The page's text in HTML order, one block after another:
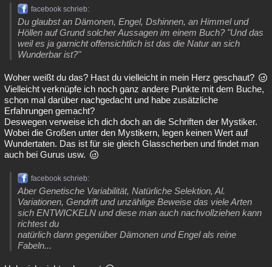
facebook schrieb:
Du glaubst an Dämonen, Engel, Dshinnen, an Himmel und
Höllen auf Grund solcher Aussagen im einem Buch? "Und das
weil es ja garnicht offensichtlich ist das die Natur an sich
Wunderbar ist?"
Woher weißt du das? Hast du vielleicht in mein Herz geschaut?
Vielleicht verknüpfe ich noch ganz andere Punkte mit dem Buche,
schon mal darüber nachgedacht und habe zusätzliche
Erfahrungen gemacht?
Deswegen verweise ich dich doch an die Schriften der Mystiker.
Wobei die Großen unter den Mystikern, legen keinen Wert auf
Wundertaten. Das ist für sie gleich Glasscherben und findet man
auch bei Gurus usw.
facebook schrieb:
Aber Genetische Variabilität, Natürliche Selektion, Al.
Variationen, Gendrift und unzählige Beweise das viele Arten
sich ENTWICKELN und diese man auch nachvollziehen kann
richtest du
natürlich dann gegenüber Dämonen und Engel als reine
Fabeln...